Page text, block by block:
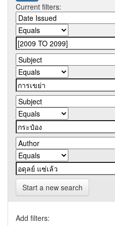
Current filters:
Start a new search
Add filters: